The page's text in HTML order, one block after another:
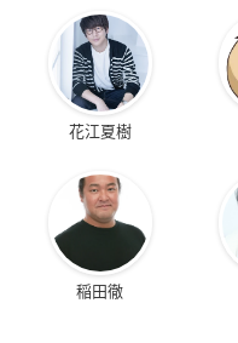
花江夏樹
稲田徹